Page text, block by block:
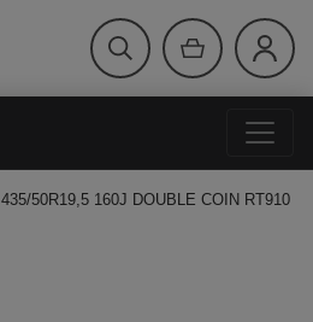
435/50R19,5 160J DOUBLE COIN RT910